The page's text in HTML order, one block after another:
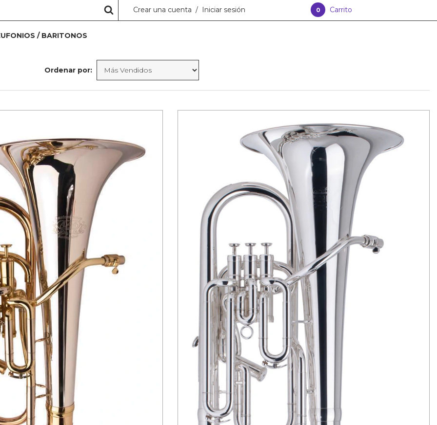
Crear una cuenta / Iniciar sesión 0 Carrito
/ BARITONOS
Ordenar por:
ADAMS E1
Sonic Euphonium ADAMS